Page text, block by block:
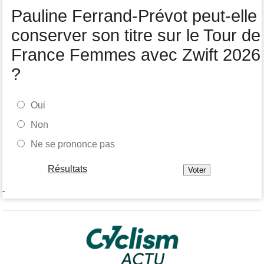
Pauline Ferrand-Prévot peut-elle
conserver son titre sur le Tour de
France Femmes avec Zwift 2026
?
Oui
Non
Ne se prononce pas
Résultats
-